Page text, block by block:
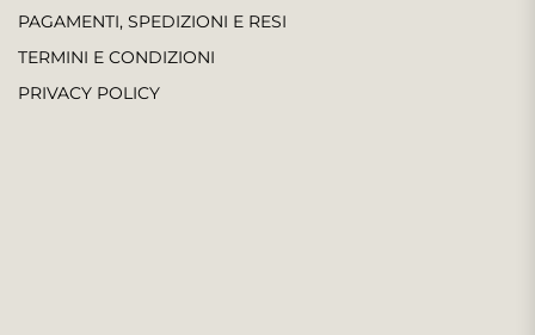
PAGAMENTI, SPEDIZIONI E RESI
TERMINI E CONDIZIONI
PRIVACY POLICY